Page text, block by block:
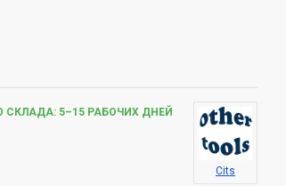
5–15 РАБОЧИХ ДНЕЙ
Cits